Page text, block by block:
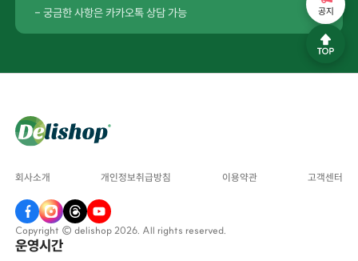
- 궁금한 사항은 카카오톡 상담 가능
회사소개 개인정보취급방침 이용약관 고객센터
Copyright © delishop 2026. All rights reserved.
운영시간
공지